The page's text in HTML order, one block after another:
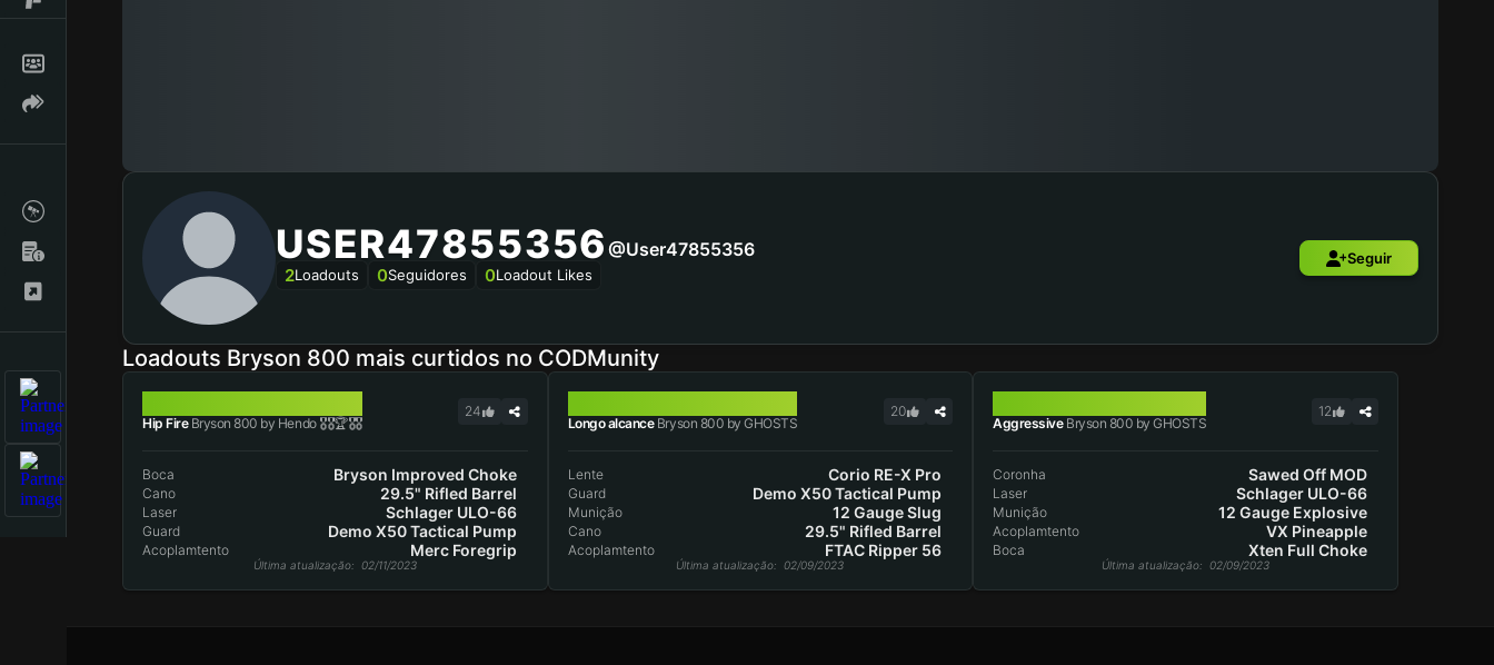
USER47855356 @user47855356
2Loadouts 0Seguidores 0Loadout Likes
Seguir
Loadouts Bryson 800 mais curtidos no CODMunity
Hip FireBryson 800 by Hendo 🎖️🎖️🏆🎖️🎖️
24
Boca Bryson Improved Choke
Cano 29.5" Rifled Barrel
Laser Schlager ULO-66
Guard Demo X50 Tactical Pump
Acoplamtento Merc Foregrip
Última atualização: 02/11/2023
Longo alcanceBryson 800 by GHOSTS
20
Lente Corio RE-X Pro
Guard Demo X50 Tactical Pump
Munição 12 Gauge Slug
Cano 29.5" Rifled Barrel
Acoplamtento FTAC Ripper 56
Última atualização: 02/09/2023
AggressiveBryson 800 by GHOSTS
12
Coronha Sawed Off MOD
Laser Schlager ULO-66
Munição 12 Gauge Explosive
Acoplamtento VX Pineapple
Boca Xten Full Choke
Última atualização: 02/09/2023